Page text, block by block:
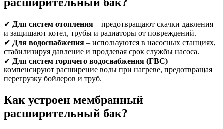
✔ Для систем отопления – предотвращают скачки давления
и защищают котел, трубы и радиаторы от повреждений.
✔ Для водоснабжения – используются в насосных станциях,
стабилизируя давление и продлевая срок службы насоса.
✔ Для систем горячего водоснабжения (ГВС) –
компенсируют расширение воды при нагреве, предотвращая
перегрузку бойлеров и труб.
Как устроен мембранный
расширительный бак?